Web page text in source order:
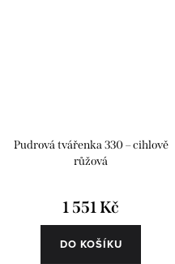
Pudrová tvářenka 330 – cihlově
růžová
1 551 Kč
DO KOŠÍKU